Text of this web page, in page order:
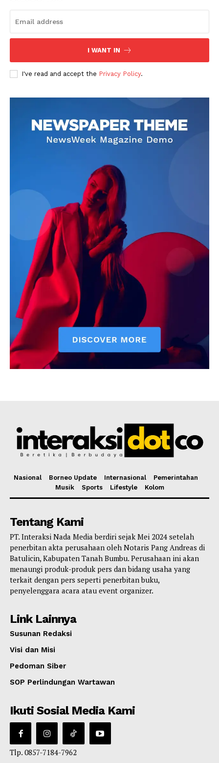
I WANT IN
I've read and accept the Privacy Policy.
Nasional Borneo Update Internasional
Pemerintahan
Musik
Sports Lifestyle Kolom
Tentang Kami
PT. Interaksi Nada Media berdiri sejak Mei 2024 setelah
penerbitan akta perusahaan oleh Notaris Pang Andreas di
Batulicin, Kabupaten Tanah Bumbu. Perusahaan ini akan
menaungi produk-produk pers dan bidang usaha yang
terkait dengan pers seperti penerbitan buku,
penyelenggara acara atau event organizer.
Link Lainnya
Susunan Redaksi
Visi dan Misi
Pedoman Siber
SOP Perlindungan Wartawan
Ikuti Sosial Media Kami
Tlp. 0857-7184-7962